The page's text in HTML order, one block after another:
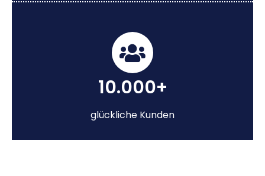
10.000+
glückliche Kunden